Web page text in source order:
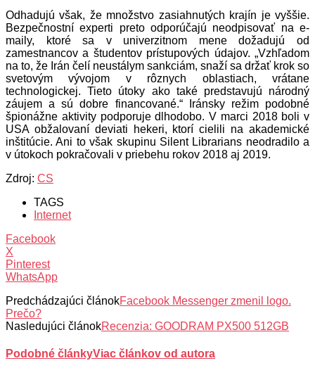
Odhadujú však, že množstvo zasiahnutých krajín je vyššie.
Bezpečnostní experti preto odporúčajú neodpisovať na e-
maily, ktoré sa v univerzitnom mene dožadujú od
zamestnancov a študentov prístupových údajov. „Vzhľadom
na to, že Irán čelí neustálym sankciám, snaží sa držať krok so
svetovým vývojom v rôznych oblastiach, vrátane
technologickej. Tieto útoky ako také predstavujú národný
záujem a sú dobre financované.“ Iránsky režim podobné
špionážne aktivity podporuje dlhodobo. V marci 2018 boli v
USA obžalovaní deviati hekeri, ktorí cielili na akademické
inštitúcie. Ani to však skupinu Silent Librarians neodradilo a
v útokoch pokračovali v priebehu rokov 2018 aj 2019.
Zdroj: CS
TAGS
Internet
Facebook
X
Pinterest
WhatsApp
Predchádzajúci článokFacebook Messenger zmenil logo.
Prečo?
Nasledujúci článokRecenzia: GOODRAM PX500 512GB
Podobné článkyViac článkov od autora